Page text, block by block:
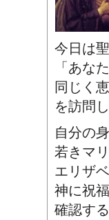
今日は
「あな
同じく
を訪問
自分の
若きマ
エリザ
神に祝
確認す